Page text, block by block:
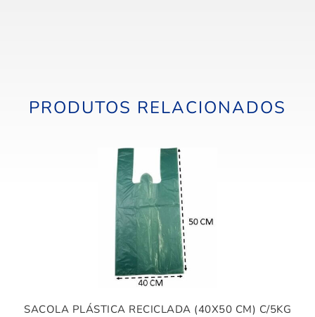
PRODUTOS RELACIONADOS
SACOLA PLÁSTICA RECICLADA (40X50 CM) C/5KG